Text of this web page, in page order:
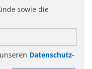
sowie die
Datenschutz-